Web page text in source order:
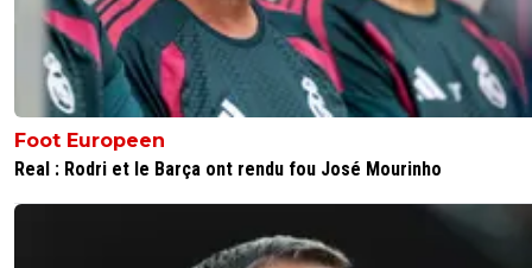
Foot Europeen
Real : Rodri et le Barça ont rendu fou José Mourinho